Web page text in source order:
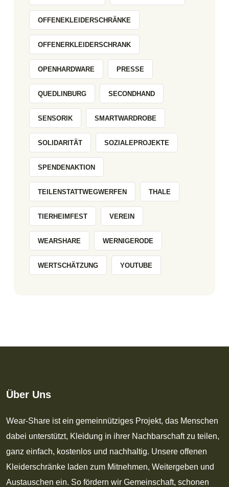
OFFENEKLEIDERSCHRÄNKE
OFFENERKLEIDERSCHRANK
OPENHARDWARE PRESSE
QUEDLINBURG SECONDHAND
SENSORIK SMARTWARDROBE
SOLIDARITÄT SOZIALEPROJEKTE
SPENDENAKTION
TEILENSTATTWEGWERFEN THALE
TIERHEIMFEST VEREIN
WEARSHARE WERNIGERODE
WERTSCHÄTZUNG YOUTUBE
Über Uns
Wear-Share ist ein gemeinnütziges Projekt, das Menschen
dabei unterstützt, Kleidung in ihrer Nachbarschaft zu teilen,
ganz einfach, kostenlos und nachhaltig. Unsere offenen
Kleiderschränke laden zum Mitnehmen, Weitergeben und
Austauschen ein. So fördern wir Gemeinschaft, schonen